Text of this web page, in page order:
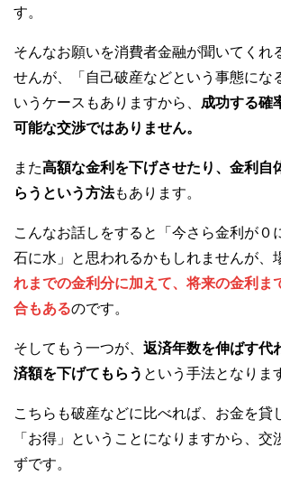
す。
そんなお願いを消費者金融が聞いてくれ
せんが、「自己破産などという事態にな
いうケースもありますから、 成功する確
可能な交渉ではありません。
また高額な金利を下げさせたり、金利自
らうという方法もあります。
こんなお話しをすると「今さら金利が０
石に水」と思われるかもしれませんが、
れまでの金利分に加えて、将来の金利ま
合もあるのです。
そしてもう一つが、 返済年数を伸ばす代
済額を下げてもらう という手法となりま
こちらも破産などに比べれば、お金を貸
「お得」ということになりますから、交
ずです。